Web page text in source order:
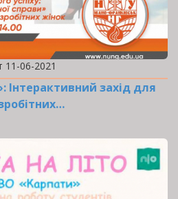
11-06-2021
Інтерактивний захід для